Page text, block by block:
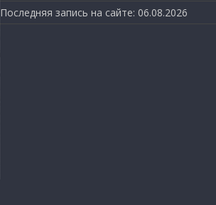
Последняя запись на сайте: 06.08.2026